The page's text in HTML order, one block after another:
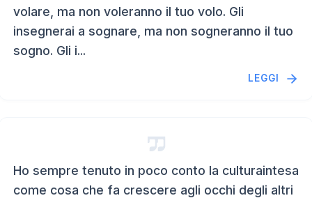
volare, ma non voleranno il tuo volo. Gli
insegnerai a sognare, ma non sogneranno il tuo
sogno. Gli i...
LEGGI
Ho sempre tenuto in poco conto la culturaintesa
come cosa che fa crescere agli occhi degli altri